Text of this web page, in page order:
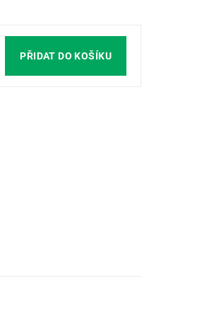
PŘIDAT DO KOŠÍKU